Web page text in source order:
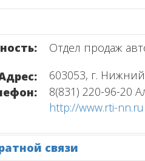
Отдел продаж
603053, г.
8(831) 220-96-20
http://www.rti-nn.ru
связи